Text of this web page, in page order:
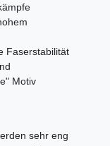
Faserstabilität
Motiv
sehr eng